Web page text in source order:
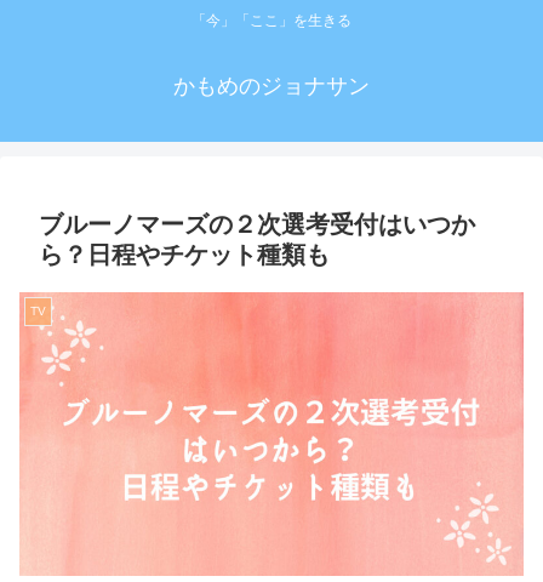
「今」「ここ」を生きる
かもめのジョナサン
ブルーノマーズの２次選考受付はいつか
ら？日程やチケット種類も
TV